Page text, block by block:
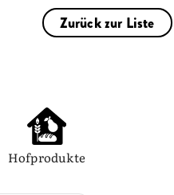
Zurück zur Liste
Hofprodukte